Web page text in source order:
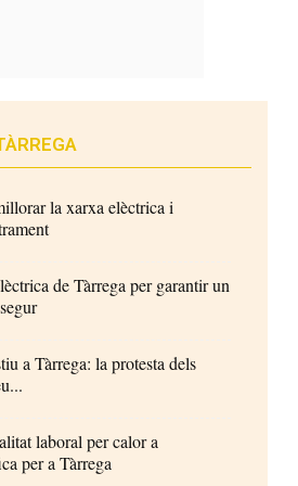
la xarxa elèctrica i
de Tàrrega per garantir un
a Tàrrega: la protesta dels
laboral per calor a
per a Tàrrega